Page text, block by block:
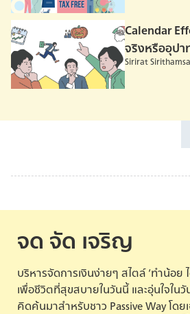
Calendar
จริงหรืออุปา
Sirirat
จด จัด เจริญ
บริหารจัดการเงินง่ายๆ สไตล์ ‘ทำน้อย
เพื่อชีวิตที่สุขสบายในวันนี้ และอุ่นใจใน
คิดค้นมาสำหรับชาว Passive Way โดย